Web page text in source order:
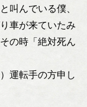
叫んでいる僕、
車が来ていたみ
の時「絶対死ん
運転手の方申し